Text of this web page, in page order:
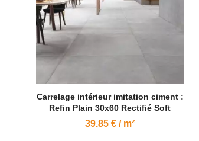
Carrelage intérieur imitation ciment :
Refin Plain 30x60 Rectifié Soft
39.85 € / m²